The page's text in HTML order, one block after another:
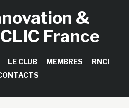
&
France
LE CLUB MEMBRES
RNCI